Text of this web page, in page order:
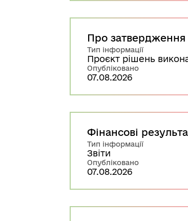
Про затвердження
Тип інформації
Проєкт рішень
Опубліковано
07.08.2026
Фінансові
Тип інформації
Звіти
Опубліковано
07.08.2026